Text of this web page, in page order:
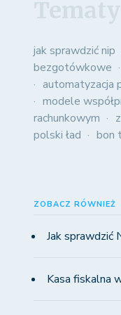
jak sprawdzić nip
bezgotówkowe
automatyzacja
modele
rachunkowym
polski ład
bon
ZOBACZ RÓWNIEŻ
Jak sprawdzić
Kasa fiskalna